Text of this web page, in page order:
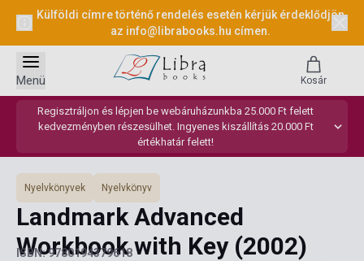
Külföldi címre történő rendelés esetén kérjük érdeklődjön
az info@librabooks.hu címen.
Regisztráljon és lépjen be webáruházunkba 25.000 Ft felett
kedvezményben részesülhet. Ingyenes kiszállítás 20.000 Ft
értékhatár felett!
Menü Kosár
Nyelvkönyvek Nyelvkönyv
Landmark Advanced
Workbook with Key (2002)
ISBN: 9780194379618